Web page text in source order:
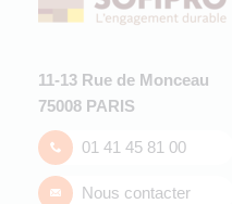
11-13 Rue de Monceau
75008 PARIS
01 41 45 81 00
Nous contacter